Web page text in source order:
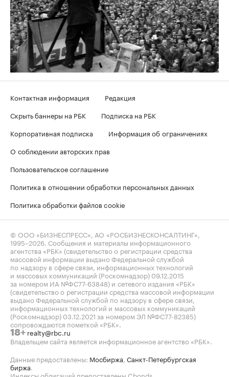
Контактная информация
Редакция
Скрыть баннеры на РБК
Подписка на РБК
Корпоративная подписка
Информация об ограничениях
О соблюдении авторских прав
Пользовательское соглашение
Политика в отношении обработки персональных данных
Политика обработки файлов cookie
© ООО «БИЗНЕСПРЕСС», АО «РОСБИЗНЕСКОНСАЛТИНГ»,
1995–2026 . Сообщения и материалы информационного
агентства «РБК» (свидетельство о регистрации средства
массовой информации выдано Федеральной службой
по надзору в сфере связи, информационных технологий
и массовых коммуникаций (Роскомнадзор) 09.12.2015
за номером ИА №ФС77-63848) и сетевого издания «РБК»
(свидетельство о регистрации средства массовой информации
выдано Федеральной службой по надзору в сфере связи,
информационных технологий и массовых коммуникаций
(Роскомнадзор) 03.12.2021 за номером ЭЛ №ФС77-82385)
сопровождаются пометкой «РБК».
18+ realty@rbc.ru
Владельцем сайта является информационное агентство «РБК».
Данные предоставлены: Мосбиржа Санкт-Петербургская
биржа
Индексы облигаций предоставлены Cbonds.